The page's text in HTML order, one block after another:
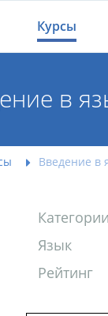
Курсы
в
Введение в
Категории
Язык
Рейтинг